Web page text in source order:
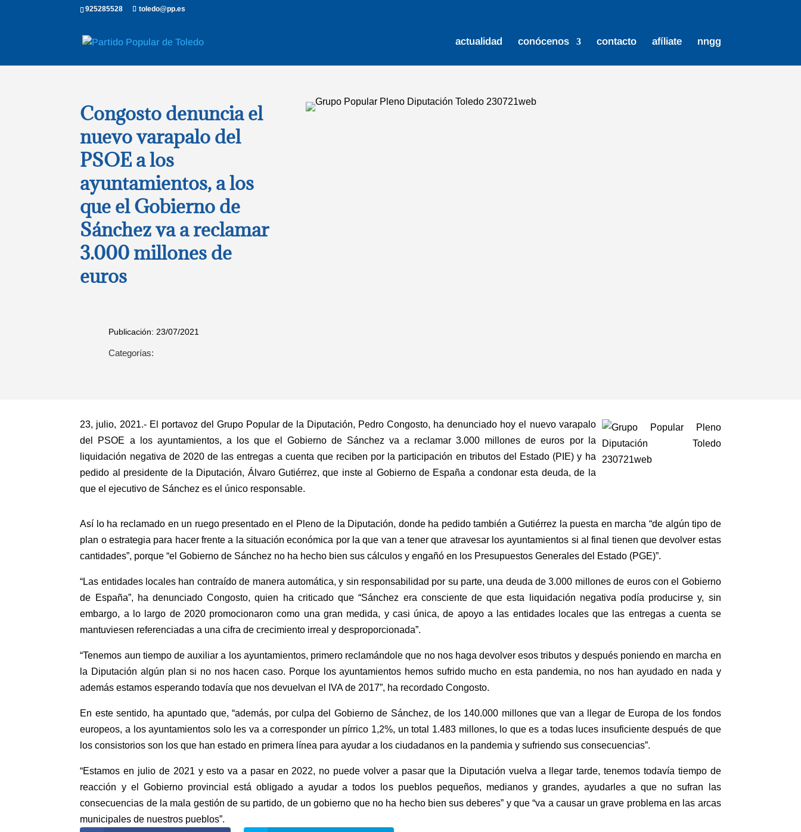
925285528 toledo@pp.es
actualidad conócenos contacto afíliate nngg
Congosto denuncia el
nuevo varapalo del
PSOE a los
ayuntamientos, a los
que el Gobierno de
Sánchez va a reclamar
3.000 millones de
euros
Publicación: 23/07/2021
Categorías:
23, julio, 2021.- El portavoz del Grupo Popular de la Diputación, Pedro Congosto, ha denunciado hoy el nuevo varapalo
del PSOE a los ayuntamientos, a los que el Gobierno de Sánchez va a reclamar 3.000 millones de euros por la
liquidación negativa de 2020 de las entregas a cuenta que reciben por la participación en tributos del Estado (PIE) y ha
pedido al presidente de la Diputación, Álvaro Gutiérrez, que inste al Gobierno de España a condonar esta deuda, de la
que el ejecutivo de Sánchez es el único responsable.
Así lo ha reclamado en un ruego presentado en el Pleno de la Diputación, donde ha pedido también a Gutiérrez la puesta en marcha “de algún tipo de
plan o estrategia para hacer frente a la situación económica por la que van a tener que atravesar los ayuntamientos si al final tienen que devolver estas
cantidades”, porque “el Gobierno de Sánchez no ha hecho bien sus cálculos y engañó en los Presupuestos Generales del Estado (PGE)”.
“Las entidades locales han contraído de manera automática, y sin responsabilidad por su parte, una deuda de 3.000 millones de euros con el Gobierno
de España”, ha denunciado Congosto, quien ha criticado que “Sánchez era consciente de que esta liquidación negativa podía producirse y, sin
embargo, a lo largo de 2020 promocionaron como una gran medida, y casi única, de apoyo a las entidades locales que las entregas a cuenta se
mantuviesen referenciadas a una cifra de crecimiento irreal y desproporcionada”.
“Tenemos aun tiempo de auxiliar a los ayuntamientos, primero reclamándole que no nos haga devolver esos tributos y después poniendo en marcha en
la Diputación algún plan si no nos hacen caso. Porque los ayuntamientos hemos sufrido mucho en esta pandemia, no nos han ayudado en nada y
además estamos esperando todavía que nos devuelvan el IVA de 2017”, ha recordado Congosto.
En este sentido, ha apuntado que, “además, por culpa del Gobierno de Sánchez, de los 140.000 millones que van a llegar de Europa de los fondos
europeos, a los ayuntamientos solo les va a corresponder un pírrico 1,2%, un total 1.483 millones, lo que es a todas luces insuficiente después de que
los consistorios son los que han estado en primera línea para ayudar a los ciudadanos en la pandemia y sufriendo sus consecuencias”.
“Estamos en julio de 2021 y esto va a pasar en 2022, no puede volver a pasar que la Diputación vuelva a llegar tarde, tenemos todavía tiempo de
reacción y el Gobierno provincial está obligado a ayudar a todos los pueblos pequeños, medianos y grandes, ayudarles a que no sufran las
consecuencias de la mala gestión de su partido, de un gobierno que no ha hecho bien sus deberes” y que “va a causar un grave problema en las arcas
municipales de nuestros pueblos”.